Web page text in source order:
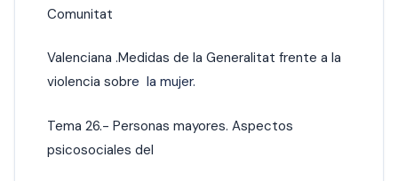
Comunitat
Valenciana .Medidas de la Generalitat frente a la
violencia sobre la mujer.
Tema 26.- Personas mayores. Aspectos
psicosociales del